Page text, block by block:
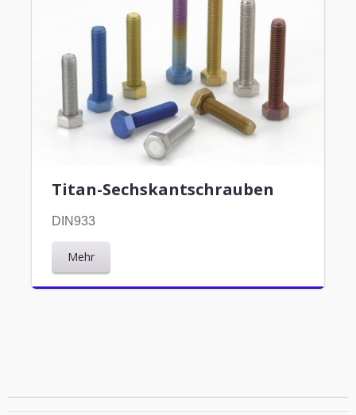
Titan-Sechskantschrauben
DIN933
Mehr